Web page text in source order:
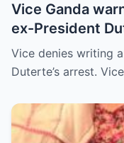
Vice Ganda
ex-President
Vice denies writing
Duterte’s arrest.